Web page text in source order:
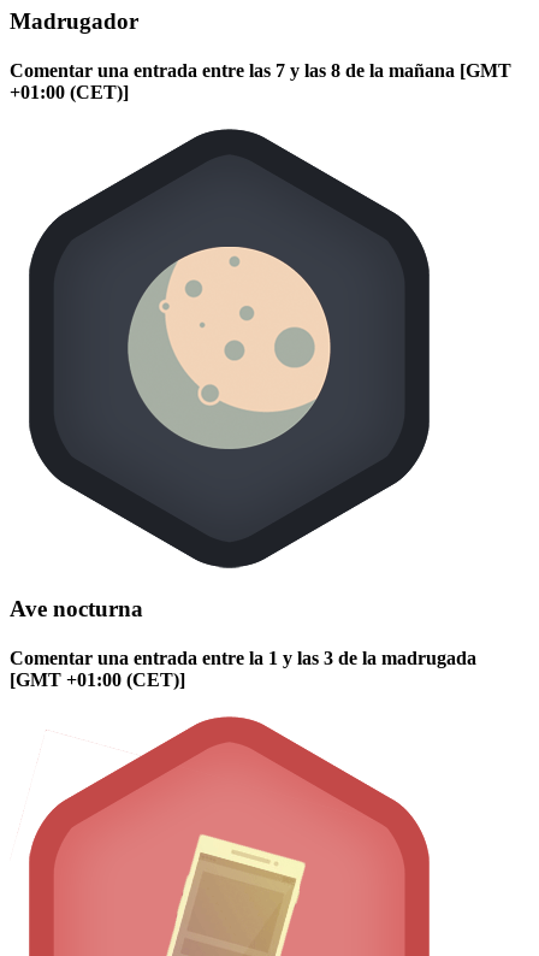
Madrugador
Comentar una entrada entre las 7 y las 8 de la mañana [GMT
+01:00 (CET)]
Ave nocturna
Comentar una entrada entre la 1 y las 3 de la madrugada
[GMT +01:00 (CET)]